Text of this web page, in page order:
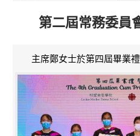
第二屆常務委
主席鄭女士於第四屆畢業